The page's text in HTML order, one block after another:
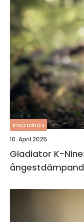
inspiration
10. April 2025
Gladiator K-